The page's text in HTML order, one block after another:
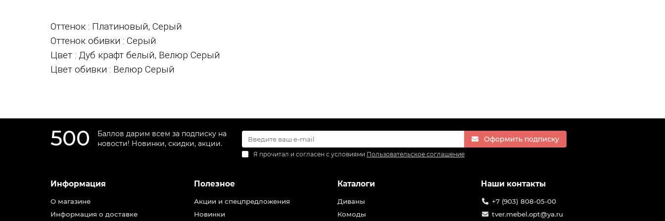
Оттенок : Платиновый, Серый
Оттенок обивки : Серый
Цвет : Дуб крафт белый, Велюр Серый
Цвет обивки : Велюр Серый
500
Баллов дарим всем за подписку на
новости! Новинки, скидки, акции.
Оформить подписку
Я прочитал и согласен с условиями Пользовательское соглашение
Информация
О магазине
Информация о доставке
Полезное
Акции и спецпредложения
Новинки
Каталоги
Диваны
Комоды
Наши контакты
+7 (903) 808-05-00
tver.mebel.opt@ya.ru